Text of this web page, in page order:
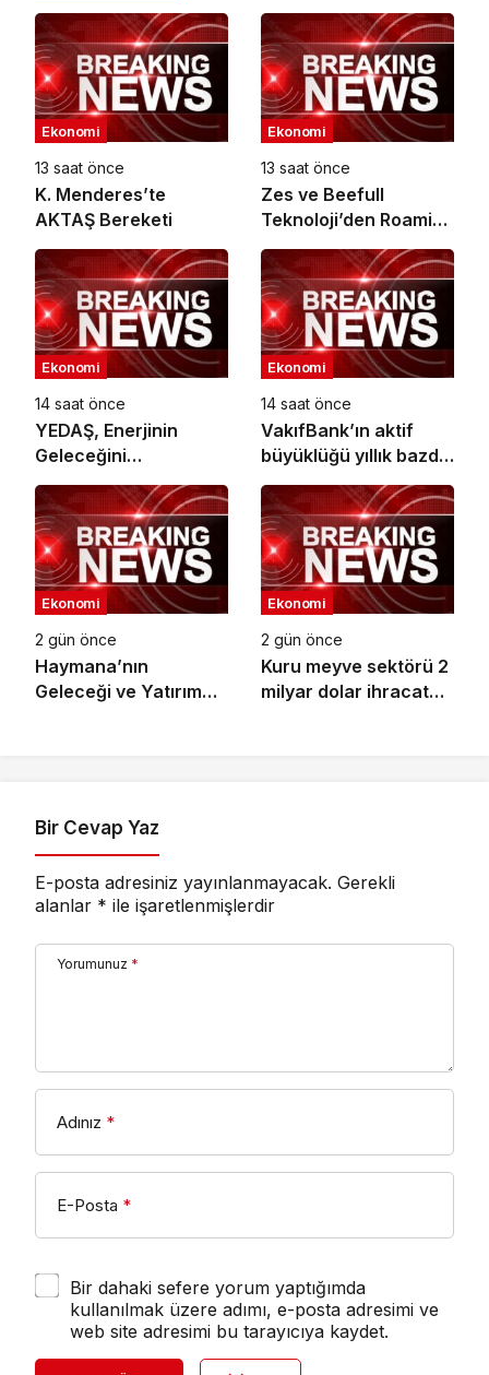
Ekonomi
13 saat önce
K. Menderes’te
AKTAŞ Bereketi
Ekonomi
13 saat önce
Zes ve Beefull
Teknoloji’den Roaming
İş Birliği
Ekonomi
14 saat önce
YEDAŞ, Enerjinin
Geleceğini
Şekillendirecek Genç
Yetenekleri Arıyor
Ekonomi
14 saat önce
VakıfBank’ın aktif
büyüklüğü yıllık bazda
yüzde 28 artışla 5,8
trilyon TL’yi aştı
Ekonomi
2 gün önce
Haymana’nın
Geleceği ve Yatırım
Ekonomi
2 gün önce
Kuru meyve sektörü 2
milyar dolar ihracat
Bir Cevap Yaz
E-posta adresiniz yayınlanmayacak. Gerekli
alanlar * ile işaretlenmişlerdir
Yorumunuz *
Adınız *
E-Posta *
Bir dahaki sefere yorum yaptığımda
kullanılmak üzere adımı, e-posta adresimi ve
web site adresimi bu tarayıcıya kaydet.